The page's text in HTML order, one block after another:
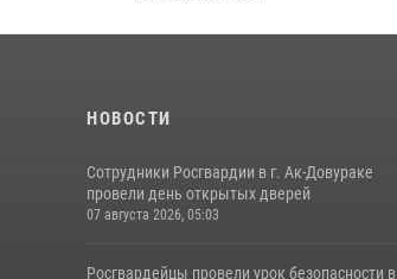
НОВОСТИ
Сотрудники Росгвардии в г. Ак-Довураке
провели день открытых дверей
07 августа 2026, 05:03
Росгвардейцы провели урок безопасности в